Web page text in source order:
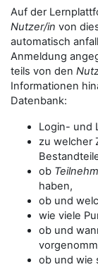
Auf der
Nutzer/in von
automatisch
Anmeldung
teils von den
Informationen
Datenbank:
Login- und
zu welcher
ob
haben,
ob und
wie viele
ob und
ob und wie